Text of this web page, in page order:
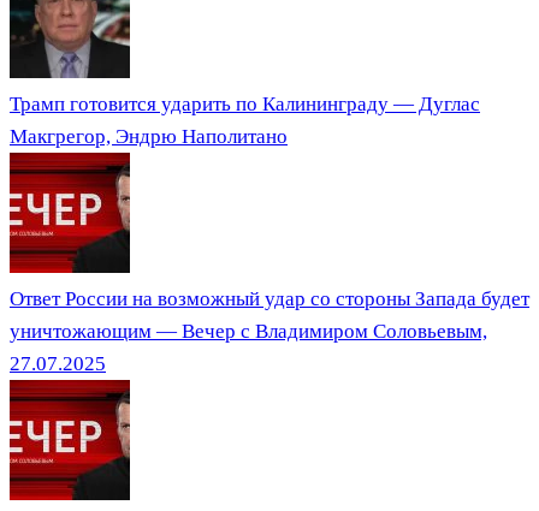
Трамп готовится ударить по Калининграду — Дуглас
Макгрегор, Эндрю Наполитано
Ответ России на возможный удар со стороны Запада будет
уничтожающим — Вечер с Владимиром Соловьевым,
27.07.2025